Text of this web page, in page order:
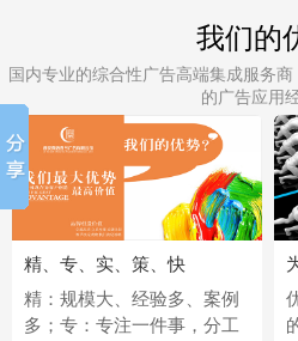
我们的
国内专业的综合性广告高端集成服务
的广告应用经
精、专、实、策、快
精：规模大、经验多、案例
多；专：专注一件事，分工